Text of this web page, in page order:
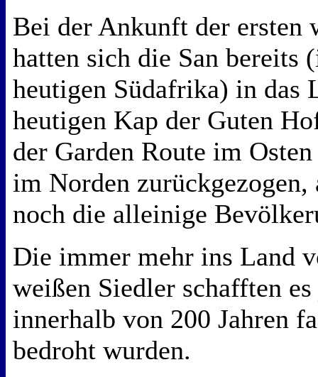
Bei der Ankunft der ersten
hatten sich die San bereits
heutigen Südafrika) in das
heutigen Kap der Guten
der Garden Route im
im Norden zurückgezogen,
noch die alleinige
Die immer mehr ins Land
weißen Siedler schafften
innerhalb von 200 Jahren
bedroht wurden.